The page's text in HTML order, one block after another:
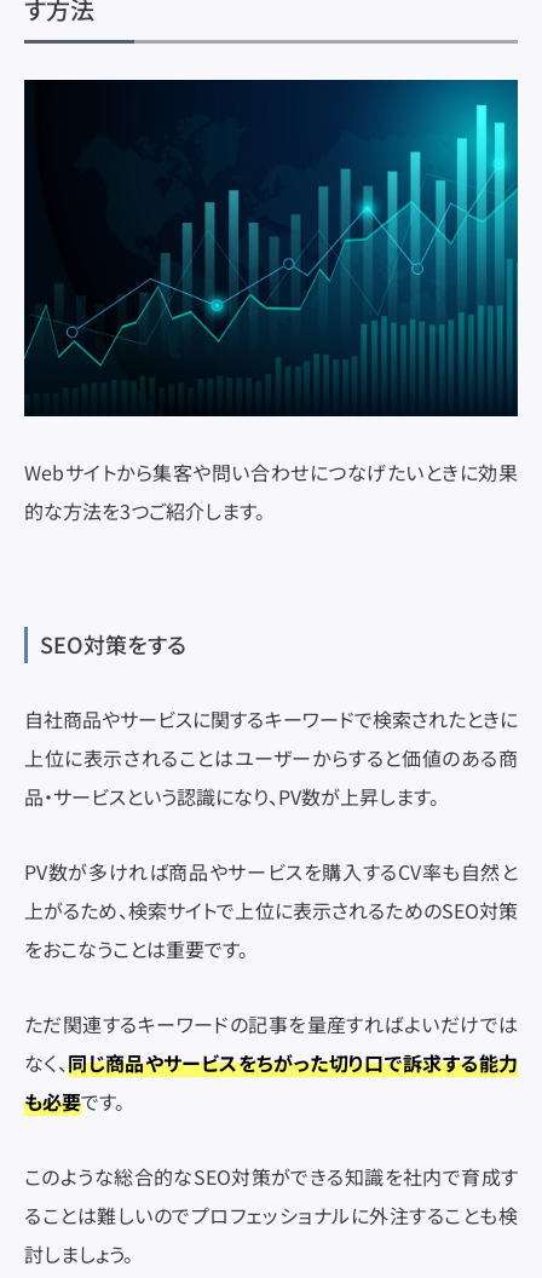
す方法
Webサイトから集客や問い合わせにつなげたいときに効果
的な方法を3つご紹介します。
SEO対策をする
自社商品やサービスに関するキーワードで検索されたときに
上位に表示されることはユーザーからすると価値のある商
品・サービスという認識になり、PV数が上昇します。
PV数が多ければ商品やサービスを購入するCV率も自然と
上がるため、検索サイトで上位に表示されるためのSEO対策
をおこなうことは重要です。
ただ関連するキーワードの記事を量産すればよいだけでは
なく、同じ商品やサービスをちがった切り口で訴求する能力
も必要です。
このような総合的なSEO対策ができる知識を社内で育成す
ることは難しいのでプロフェッショナルに外注することも検
討しましょう。